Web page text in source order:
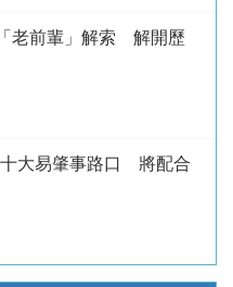
老前輩」解索 解開歷
大易肇事路口 將配合